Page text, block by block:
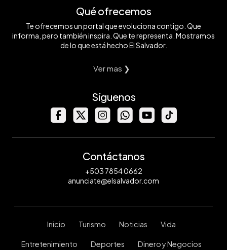
Qué ofrecemos
Te ofrecemos un portal que evoluciona contigo. Que
informa, pero también inspira. Que te representa. Mostramos
de lo que está hecho El Salvador.
Ver mas ❯
Síguenos
Contáctanos
+503 7854 0662
anunciate@elsalvador.com
Inicio Turismo Noticias Vida
Entretenimiento Deportes Dinero y Negocios